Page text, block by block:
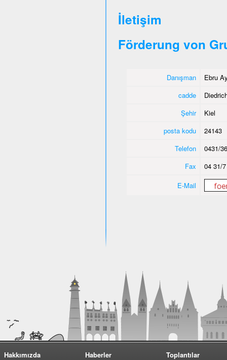
İletişim
Förderung von
Danışman
Ebru
cadde
Şehir
Kiel
posta kodu
24143
Telefon
0431/
Fax
04 31/
E-Mail
Hakkımızda
Haberler
Toplantılar